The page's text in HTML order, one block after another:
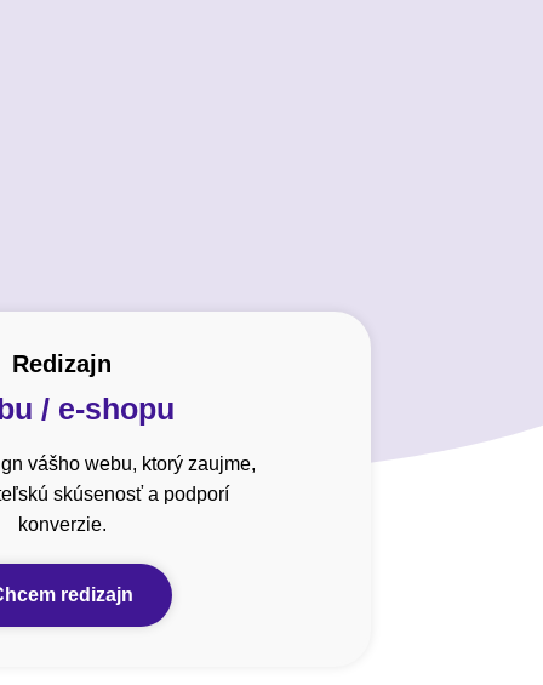
Redizajn
/ e-shopu
vášho webu, ktorý zaujme,
skúsenosť a podporí
konverzie.
redizajn